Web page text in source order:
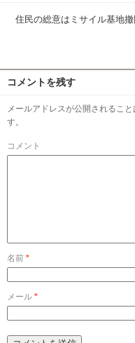
住民の総意はミサイル基地
コメントを残す
メールアドレスが公開されるこ
す。
コメント
名前 *
メール *